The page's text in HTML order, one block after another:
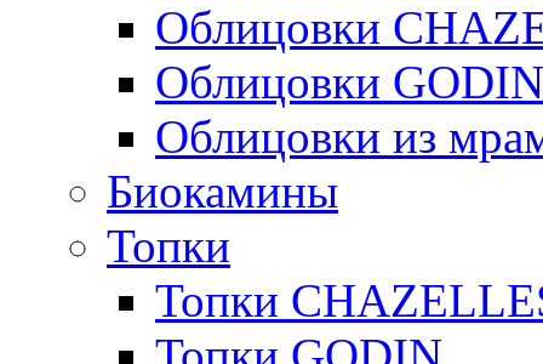
Облицовки
Облицовки GODIN
Облицовки из
Биокамины
Топки
Топки